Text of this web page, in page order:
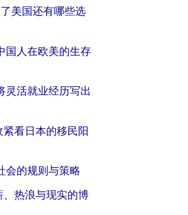
美国还有哪些选
国人在欧美的生存
灵活就业经历写出
紧看日本的移民阳
的规则与策略
、热浪与现实的博